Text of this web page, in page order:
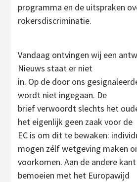
programma en de uitspraken
rokersdiscriminatie.
Vandaag ontvingen wij een
Nieuws staat er niet
in. Op de door ons
wordt niet ingegaan. De
brief verwoordt slechts het
het eigenlijk geen zaak voor de
EC is om dit te bewaken:
mogen zélf wetgeving maken
voorkomen. Aan de andere
bemoeien met het Europawijd